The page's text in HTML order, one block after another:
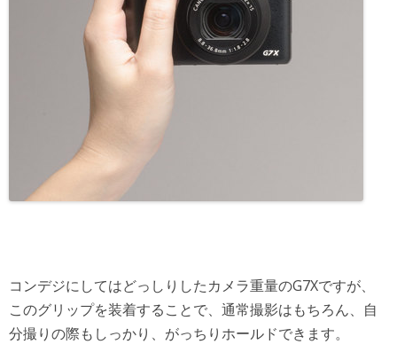
コンデジにしてはどっしりしたカメラ重量のG7Xですが、
このグリップを装着することで、通常撮影はもちろん、自
分撮りの際もしっかり、がっちりホールドできます。